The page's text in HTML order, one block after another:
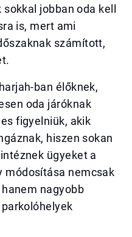
jobban oda kell
is, mert ami
számított,
ban élőknek,
oda járóknak
figyelniük, akik
hiszen sokan
ügyeket a
módosítása nemcsak
nagyobb